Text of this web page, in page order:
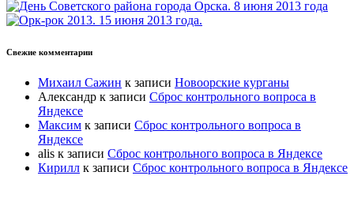
Свежие комментарии
Михаил Сажин к записи Новоорские курганы
Александр к записи Сброс контрольного вопроса в
Яндексе
Максим к записи Сброс контрольного вопроса в
Яндексе
alis к записи Сброс контрольного вопроса в Яндексе
Кирилл к записи Сброс контрольного вопроса в Яндексе